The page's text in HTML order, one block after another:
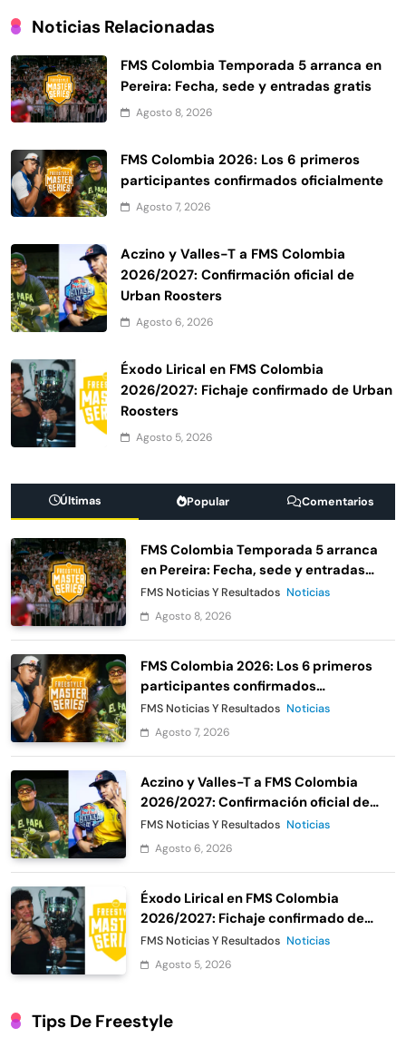
Noticias Relacionadas
FMS Colombia Temporada 5 arranca en
Pereira: Fecha, sede y entradas gratis
Agosto 8, 2026
FMS Colombia 2026: Los 6 primeros
participantes confirmados oficialmente
Agosto 7, 2026
Aczino y Valles-T a FMS Colombia
2026/2027: Confirmación oficial de
Urban Roosters
Agosto 6, 2026
Éxodo Lirical en FMS Colombia
2026/2027: Fichaje confirmado de Urban
Roosters
Agosto 5, 2026
Últimas Popular Comentarios
FMS Colombia Temporada 5 arranca
en Pereira: Fecha, sede y entradas
gratis
FMS Noticias Y Resultados Noticias
Agosto 8, 2026
FMS Colombia 2026: Los 6 primeros
participantes confirmados
oficialmente
FMS Noticias Y Resultados Noticias
Agosto 7, 2026
Aczino y Valles-T a FMS Colombia
2026/2027: Confirmación oficial de
Urban Roosters
FMS Noticias Y Resultados Noticias
Agosto 6, 2026
Éxodo Lirical en FMS Colombia
2026/2027: Fichaje confirmado de
Urban Roosters
FMS Noticias Y Resultados Noticias
Agosto 5, 2026
Tips De Freestyle